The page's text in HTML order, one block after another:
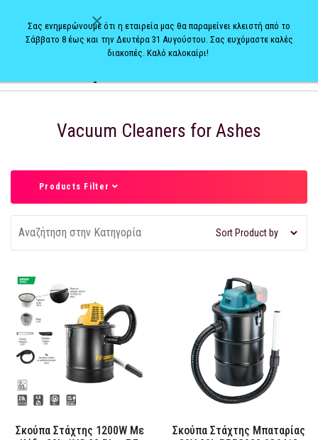
Vacuum Cleaners for Ashes
Products Filter
Σκούπα Στάχτης 1200W Με
Σκούπα Στάχτης Μπαταρίας
×
Σας ενημερώνουμε ότι η εταιρεία μας θα παραμείνει κλειστή από το
Σάββατο 8 έως και την Δευτέρα 31 Αυγούστου. Σας ευχόμαστε καλές
διακοπές. Καλό καλοκαίρι!